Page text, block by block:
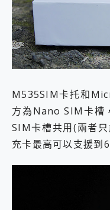
M535SIM卡托和
方為Nano SIM卡槽
SIM卡槽共用(兩者
充卡最高可以支援到